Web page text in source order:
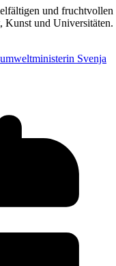
und fruchtvollen
Kunst und Universitäten.